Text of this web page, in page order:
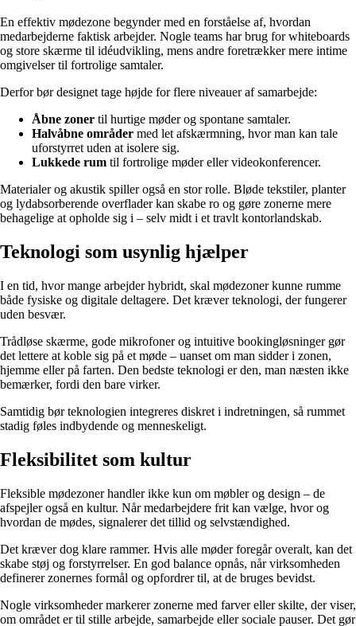
En effektiv mødezone begynder med en forståelse af, hvordan
medarbejderne faktisk arbejder. Nogle teams har brug for whiteboards
og store skærme til idéudvikling, mens andre foretrækker mere intime
omgivelser til fortrolige samtaler.
Derfor bør designet tage højde for flere niveauer af samarbejde:
Åbne zoner til hurtige møder og spontane samtaler.
Halvåbne områder med let afskærmning, hvor man kan tale
uforstyrret uden at isolere sig.
Lukkede rum til fortrolige møder eller videokonferencer.
Materialer og akustik spiller også en stor rolle. Bløde tekstiler, planter
og lydabsorberende overflader kan skabe ro og gøre zonerne mere
behagelige at opholde sig i – selv midt i et travlt kontorlandskab.
Teknologi som usynlig hjælper
I en tid, hvor mange arbejder hybridt, skal mødezoner kunne rumme
både fysiske og digitale deltagere. Det kræver teknologi, der fungerer
uden besvær.
Trådløse skærme, gode mikrofoner og intuitive bookingløsninger gør
det lettere at koble sig på et møde – uanset om man sidder i zonen,
hjemme eller på farten. Den bedste teknologi er den, man næsten ikke
bemærker, fordi den bare virker.
Samtidig bør teknologien integreres diskret i indretningen, så rummet
stadig føles indbydende og menneskeligt.
Fleksibilitet som kultur
Fleksible mødezoner handler ikke kun om møbler og design – de
afspejler også en kultur. Når medarbejdere frit kan vælge, hvor og
hvordan de mødes, signalerer det tillid og selvstændighed.
Det kræver dog klare rammer. Hvis alle møder foregår overalt, kan det
skabe støj og forstyrrelser. En god balance opnås, når virksomheden
definerer zonernes formål og opfordrer til, at de bruges bevidst.
Nogle virksomheder markerer zonerne med farver eller skilte, der viser,
om området er til stille arbejde, samarbejde eller sociale pauser. Det gør